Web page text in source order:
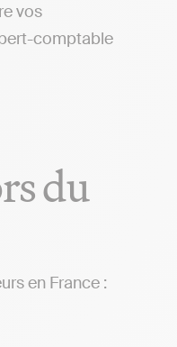
vos
comptable
du
en France :